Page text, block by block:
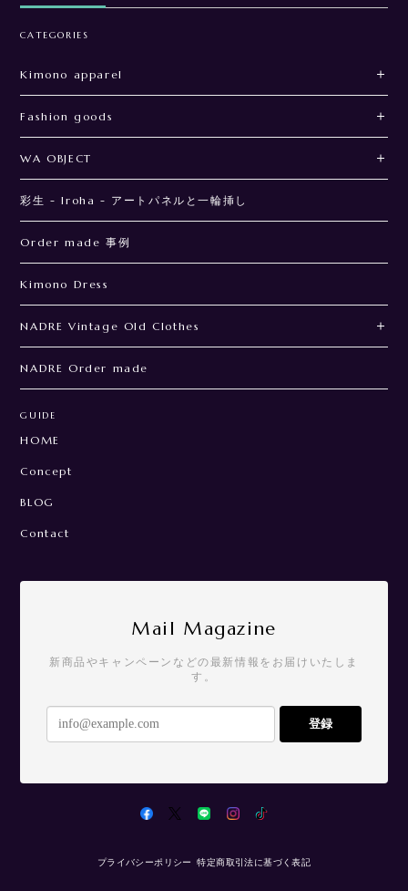
CATEGORIES
Kimono apparel
Fashion goods
WA OBJECT
彩生 - Iroha - アートパネルと一輪挿し
Order made 事例
Kimono Dress
NADRE Vintage Old Clothes
NADRE Order made
GUIDE
HOME
Concept
BLOG
Contact
Mail Magazine
新商品やキャンペーンなどの最新情報をお届けいたしま
す。
登録
プライバシーポリシー 特定商取引法に基づく表記